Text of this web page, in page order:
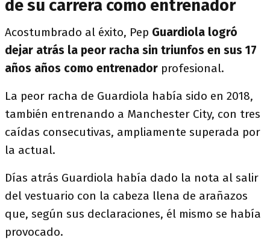
de su carrera como entrenador
Acostumbrado al éxito, Pep Guardiola logró
dejar atrás la peor racha sin triunfos en sus 17
años años como entrenador profesional.
La peor racha de Guardiola había sido en 2018,
también entrenando a Manchester City, con tres
caídas consecutivas, ampliamente superada por
la actual.
Días atrás Guardiola había dado la nota al salir
del vestuario con la cabeza llena de arañazos
que, según sus declaraciones, él mismo se había
provocado.